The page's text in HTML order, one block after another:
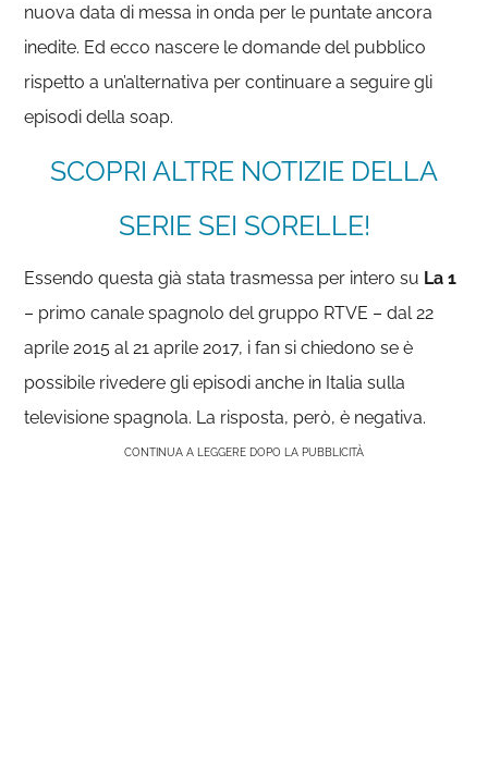
nuova data di messa in onda per le puntate ancora
inedite. Ed ecco nascere le domande del pubblico
rispetto a un’alternativa per continuare a seguire gli
episodi della soap.
SCOPRI ALTRE NOTIZIE DELLA
SERIE SEI SORELLE!
Essendo questa già stata trasmessa per intero su La 1
– primo canale spagnolo del gruppo RTVE – dal 22
aprile 2015 al 21 aprile 2017, i fan si chiedono se è
possibile rivedere gli episodi anche in Italia sulla
televisione spagnola. La risposta, però, è negativa.
CONTINUA A LEGGERE DOPO LA PUBBLICITÀ